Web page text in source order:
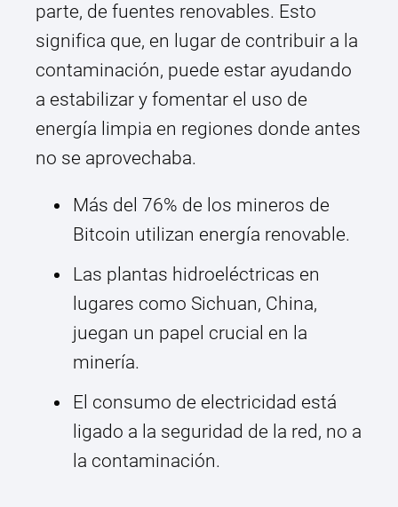
parte, de fuentes renovables. Esto
significa que, en lugar de contribuir a la
contaminación, puede estar ayudando
a estabilizar y fomentar el uso de
energía limpia en regiones donde antes
no se aprovechaba.
Más del 76% de los mineros de
Bitcoin utilizan energía renovable.
Las plantas hidroeléctricas en
lugares como Sichuan, China,
juegan un papel crucial en la
minería.
El consumo de electricidad está
ligado a la seguridad de la red, no a
la contaminación.